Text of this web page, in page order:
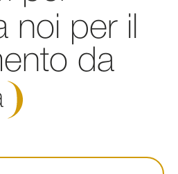
noi per il
da